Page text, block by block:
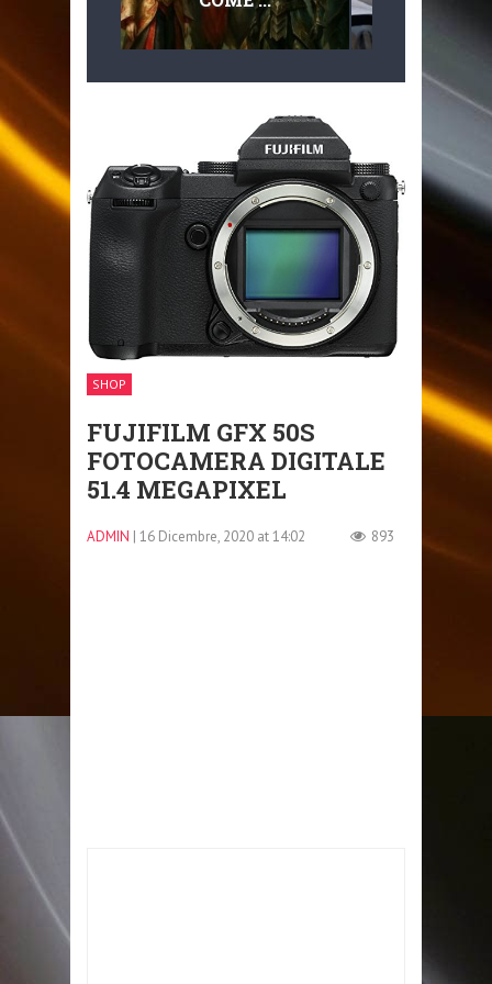
SHOP
FUJIFILM GFX 50S
FOTOCAMERA DIGITALE
51.4 MEGAPIXEL
ADMIN | 16 Dicembre, 2020 at 14:02 893